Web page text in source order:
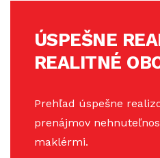
ÚSPEŠNE
REALITNÉ
Prehľad úspešne
prenájmov
maklérmi.